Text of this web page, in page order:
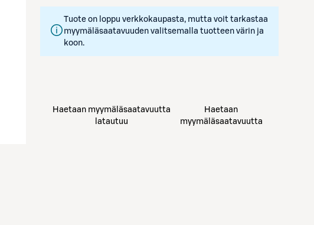
Tuote on loppu verkkokaupasta, mutta voit tarkastaa
myymäläsaatavuuden valitsemalla tuotteen värin ja
koon.
Haetaan myymäläsaatavuutta
latautuu
Haetaan
myymäläsaatavuutta